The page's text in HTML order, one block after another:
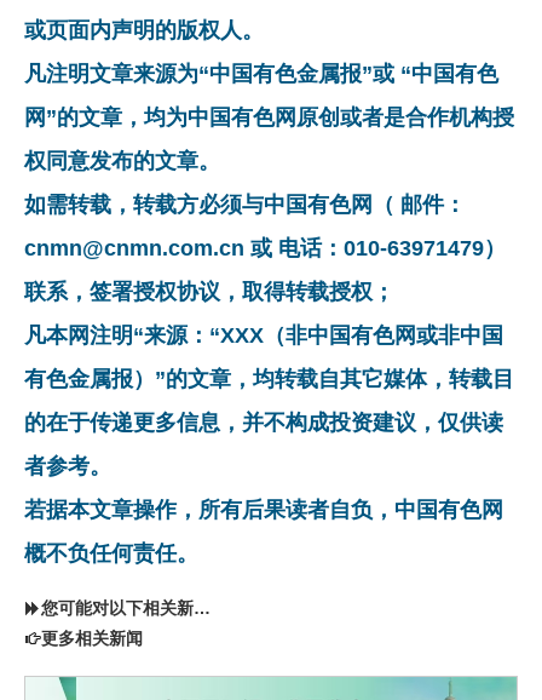
或页面内声明的版权人。
凡注明文章来源为“中国有色金属报”或 “中国有色
网”的文章，均为中国有色网原创或者是合作机构授
权同意发布的文章。
如需转载，转载方必须与中国有色网（ 邮件：
cnmn@cnmn.com.cn 或 电话：010-63971479）
联系，签署授权协议，取得转载授权；
凡本网注明“来源：“XXX（非中国有色网或非中国
有色金属报）”的文章，均转载自其它媒体，转载目
的在于传递更多信息，并不构成投资建议，仅供读
者参考。
若据本文章操作，所有后果读者自负，中国有色网
概不负任何责任。
您可能对以下相关新闻同样感兴趣
更多相关新闻